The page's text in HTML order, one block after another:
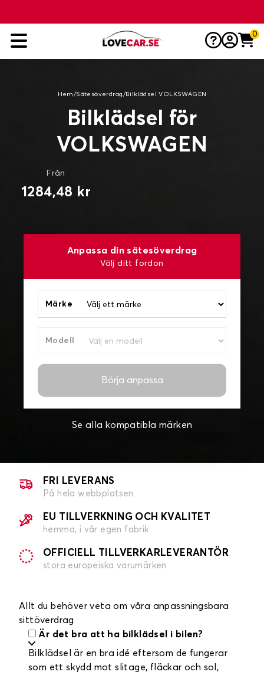
0
Hem /Sätesöverdrag /Bilklädsel VOLKSWAGEN
Bilklädsel för
VOLKSWAGEN
Från
1284,48 kr
Anpassa din sätesöverdrag
Välj ditt fordon
Märke
Modell
Börja anpassa
Se alla kompatibla märken
FRI LEVERANS
På hela webbplatsen
EU TILLVERKNING OCH KVALITET
hemma, i vår egen fabrik
OFFICIELL TILLVERKARLEVERANTÖR
stora europeiska varumärken
Allt du behöver veta om våra anpassningsbara
sittöverdrag
Är det bra att ha bilklädsel i bilen?
Bilklädsel är en bra idé eftersom de fungerar
som ett skydd mot slitage, fläckar och sol,